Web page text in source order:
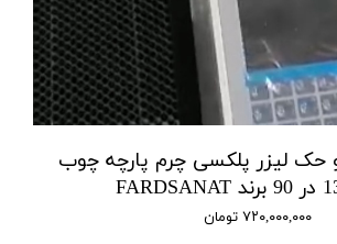
حک لیزر پلکسی چرم پارچه چوب
۷۲۰,۰۰۰,۰۰۰ تومان